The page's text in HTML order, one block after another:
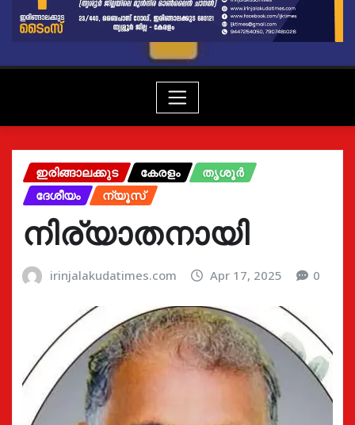
ഇരിങ്ങാലക്കുട കേരളം
തൃശൂർ
ദേശീയം
ന്യൂസ്
നിര്യാതനായി
irinjalakudatimes.com Apr 17, 2025 0